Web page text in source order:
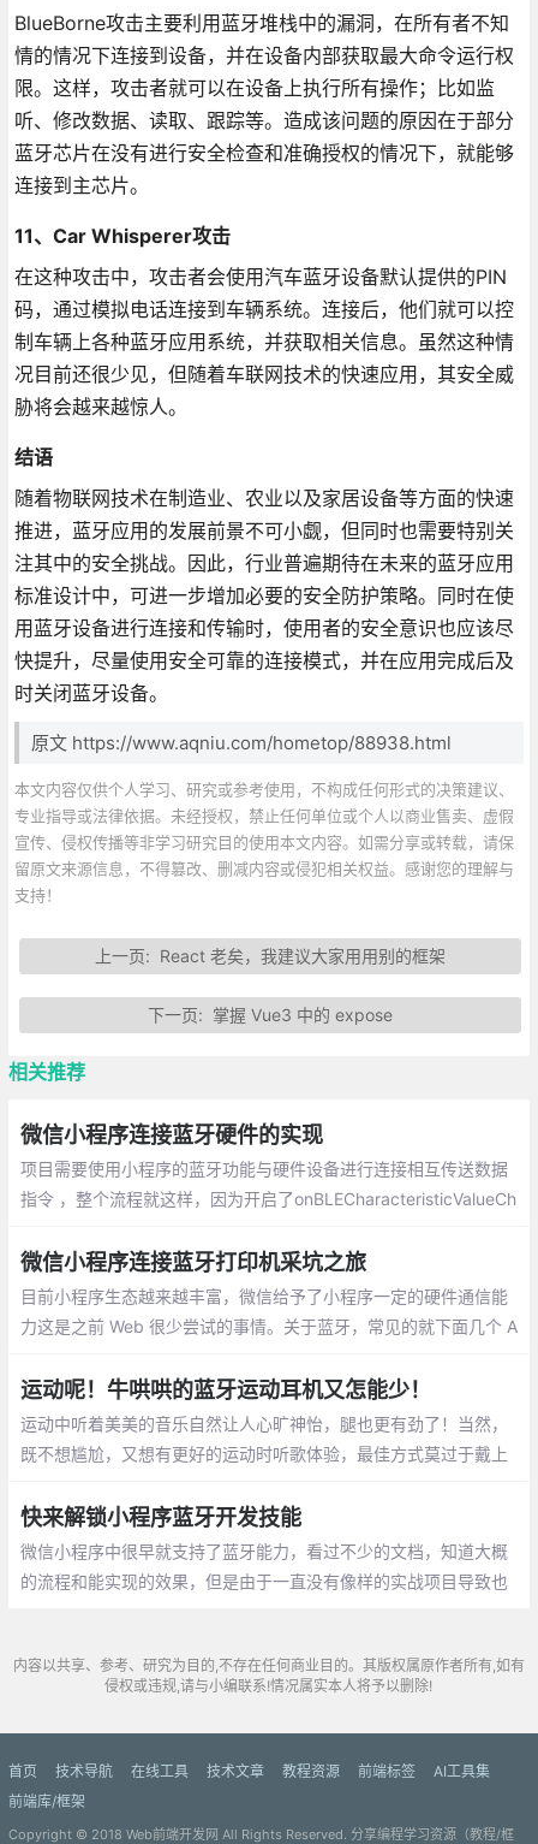
BlueBorne攻击主要利用蓝牙堆栈中的漏洞，在所有者不知
情的情况下连接到设备，并在设备内部获取最大命令运行权
限。这样，攻击者就可以在设备上执行所有操作；比如监
听、修改数据、读取、跟踪等。造成该问题的原因在于部分
蓝牙芯片在没有进行安全检查和准确授权的情况下，就能够
连接到主芯片。
11、Car Whisperer攻击
在这种攻击中，攻击者会使用汽车蓝牙设备默认提供的PIN
码，通过模拟电话连接到车辆系统。连接后，他们就可以控
制车辆上各种蓝牙应用系统，并获取相关信息。虽然这种情
况目前还很少见，但随着车联网技术的快速应用，其安全威
胁将会越来越惊人。
结语
随着物联网技术在制造业、农业以及家居设备等方面的快速
推进，蓝牙应用的发展前景不可小觑，但同时也需要特别关
注其中的安全挑战。因此，行业普遍期待在未来的蓝牙应用
标准设计中，可进一步增加必要的安全防护策略。同时在使
用蓝牙设备进行连接和传输时，使用者的安全意识也应该尽
快提升，尽量使用安全可靠的连接模式，并在应用完成后及
时关闭蓝牙设备。
原文 https://www.aqniu.com/hometop/88938.html
本文内容仅供个人学习、研究或参考使用，不构成任何形式的决策建议、
专业指导或法律依据。未经授权，禁止任何单位或个人以商业售卖、虚假
宣传、侵权传播等非学习研究目的使用本文内容。如需分享或转载，请保
留原文来源信息，不得篡改、删减内容或侵犯相关权益。感谢您的理解与
支持！
上一页: React 老矣，我建议大家用用别的框架
下一页: 掌握 Vue3 中的 expose
相关推荐
微信小程序连接蓝牙硬件的实现
项目需要使用小程序的蓝牙功能与硬件设备进行连接相互传送数据
指令 ，整个流程就这样，因为开启了onBLECharacteristicValueCh
候，设备应答的数据就被监测到了
微信小程序连接蓝牙打印机采坑之旅
目前小程序生态越来越丰富，微信给予了小程序一定的硬件通信能
力这是之前 Web 很少尝试的事情。关于蓝牙，常见的就下面几个 A
运动呢！牛哄哄的蓝牙运动耳机又怎能少！
运动中听着美美的音乐自然让人心旷神怡，腿也更有劲了！当然，
既不想尴尬，又想有更好的运动时听歌体验，最佳方式莫过于戴上
快来解锁小程序蓝牙开发技能
微信小程序中很早就支持了蓝牙能力，看过不少的文档，知道大概
的流程和能实现的效果，但是由于一直没有像样的实战项目导致也
内容以共享、参考、研究为目的,不存在任何商业目的。其版权属原作者所有,如有
侵权或违规,请与小编联系!情况属实本人将予以删除!
首页 技术导航 在线工具 技术文章 教程资源 前端标签
AI工具集
前端库/框架